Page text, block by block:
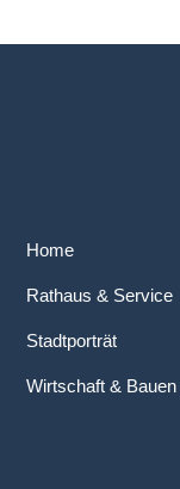
Home
Rathaus & Service
Stadtporträt
Wirtschaft & Bauen